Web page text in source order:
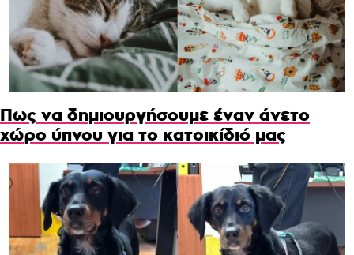
Πως να δημιουργήσουμε έναν άνετο
χώρο ύπνου για το κατοικίδιό μας